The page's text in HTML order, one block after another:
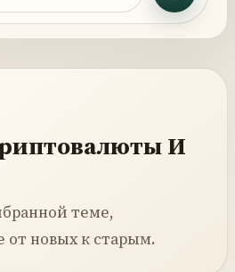
И
теме,
от новых к старым.